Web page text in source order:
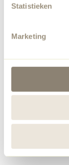
Statistieken
Marketing